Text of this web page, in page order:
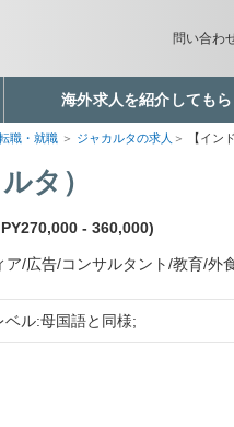
問い合わ
海外求人を紹介してもら
職・就職 ジャカルタの求人 【イン
タ）
- 360,000)
ア/広告/コンサルタント/教育/外
ル:母国語と同様;